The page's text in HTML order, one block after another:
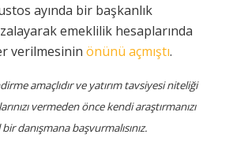
ayında bir başkanlık
emeklilik hesaplarında
verilmesinin önünü açmıştı.
amaçlıdır ve yatırım tavsiyesi niteliği
vermeden önce kendi araştırmanızı
danışmana başvurmalısınız.